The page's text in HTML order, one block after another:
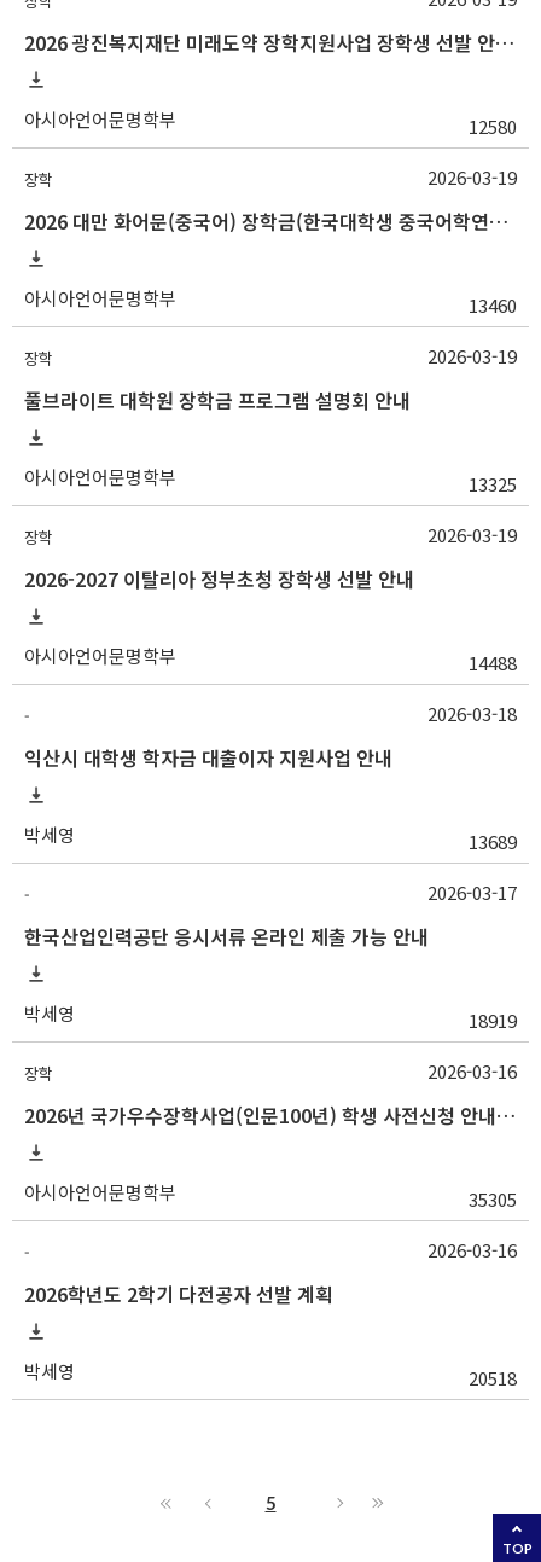
2026 광진복지재단 미래도약 장학지원사업 장학생 선발 안내(~3/25 10:00)
아시아언어문명학부 12580
장학
2026 대만 화어문(중국어) 장학금(한국대학생 중국어학연수 지원) 선발 안내
아시아언어문명학부 13460
2026-03-19
장학
풀브라이트 대학원 장학금 프로그램 설명회 안내
아시아언어문명학부 13325
2026-03-19
장학
2026-2027 이탈리아 정부초청 장학생 선발 안내
아시아언어문명학부 14488
2026-03-19
-
익산시 대학생 학자금 대출이자 지원사업 안내
박세영 13689
2026-03-18
-
한국산업인력공단 응시서류 온라인 제출 가능 안내
박세영 18919
2026-03-17
장학
2026년 국가우수장학사업(인문100년) 학생 사전신청 안내(~3/25 18:00)
아시아언어문명학부 35305
2026-03-16
-
2026학년도 2학기 다전공자 선발 계획
박세영 20518
2026-03-16
5
TOP